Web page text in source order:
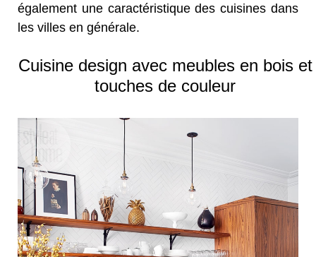
également une caractéristique des cuisines dans
les villes en générale.
Cuisine design avec meubles en bois et
touches de couleur